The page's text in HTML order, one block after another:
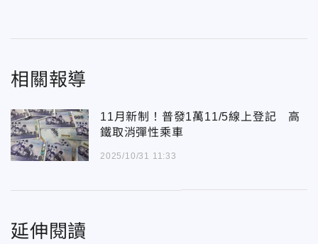
相關報導
11月新制！普發1萬11/5線上登記 高
鐵取消彈性乘車
2025/10/31 11:33
延伸閱讀